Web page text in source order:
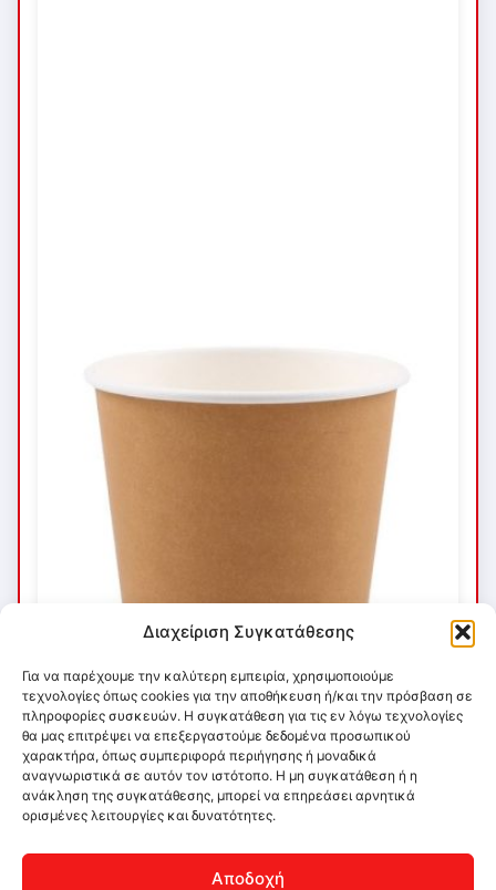
Διαχείριση Συγκατάθεσης
Για να παρέχουμε την καλύτερη εμπειρία, χρησιμοποιούμε
τεχνολογίες όπως cookies για την αποθήκευση ή/και την πρόσβαση σε
πληροφορίες συσκευών. Η συγκατάθεση για τις εν λόγω τεχνολογίες
θα μας επιτρέψει να επεξεργαστούμε δεδομένα προσωπικού
χαρακτήρα, όπως συμπεριφορά περιήγησης ή μοναδικά
αναγνωριστικά σε αυτόν τον ιστότοπο. Η μη συγκατάθεση ή η
ανάκληση της συγκατάθεσης, μπορεί να επηρεάσει αρνητικά
ορισμένες λειτουργίες και δυνατότητες.
Αποδοχή